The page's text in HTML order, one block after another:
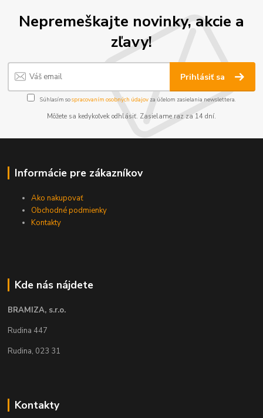
Nepremeškajte novinky, akcie a
zľavy!
Prihlásiť sa
Súhlasím sospracovaním osobných údajov za účelom zasielania newslettera.
Môžete sa kedykoľvek odhlásiť. Zasielame raz za 14 dní.
Informácie pre zákazníkov
Ako nakupovať
Obchodné podmienky
Kontakty
Kde nás nájdete
BRAMIZA, s.r.o.
Rudina 447
Rudina, 023 31
Kontakty